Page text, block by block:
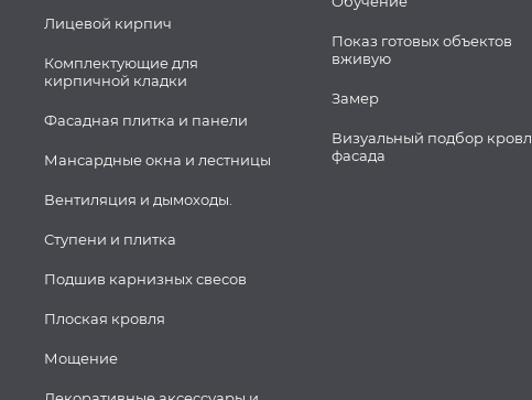
Лицевой кирпич
Комплектующие для
кирпичной кладки
Фасадная плитка и панели
Мансардные окна и лестницы
Вентиляция и дымоходы.
Ступени и плитка
Подшив карнизных свесов
Плоская кровля
Мощение
Показ готовых объектов
вживую
Замер
Визуальный подбор
фасада